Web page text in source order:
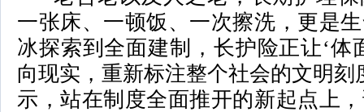
一张床、一顿饭、一次擦洗，更是
冰探索到全面建制，长护险正让‘体
向现实，重新标注整个社会的文明刻
示，站在制度全面推开的新起点上